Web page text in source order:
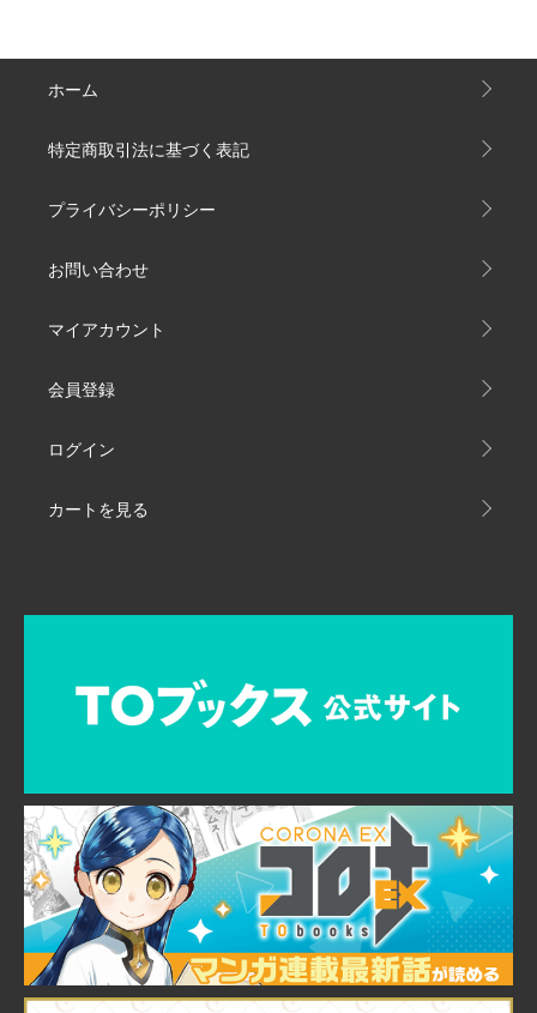
ホーム
特定商取引法に基づく表記
プライバシーポリシー
お問い合わせ
マイアカウント
会員登録
ログイン
カートを見る